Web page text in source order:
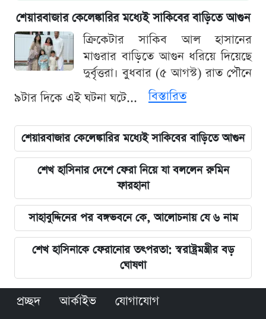
শেয়ারবাজার কেলেঙ্কারির মধ্যেই সাকিবের বাড়িতে আগুন
ক্রিকেটার সাকিব আল হাসানের
মাগুরার বাড়িতে আগুন ধরিয়ে দিয়েছে
দুর্বৃত্তরা। বুধবার (৫ আগস্ট) রাত পৌনে
৯টার দিকে এই ঘটনা ঘটে...
বিস্তারিত
শেয়ারবাজার কেলেঙ্কারির মধ্যেই সাকিবের বাড়িতে আগুন
শেখ হাসিনার দেশে ফেরা নিয়ে যা বললেন রুমিন
ফারহানা
সাহাবুদ্দিনের পর বঙ্গভবনে কে, আলোচনায় যে ৬ নাম
শেখ হাসিনাকে ফেরানোর তৎপরতা: স্বরাষ্ট্রমন্ত্রীর বড়
ঘোষণা
প্রচ্ছদ আর্কাইভ যোগাযোগ